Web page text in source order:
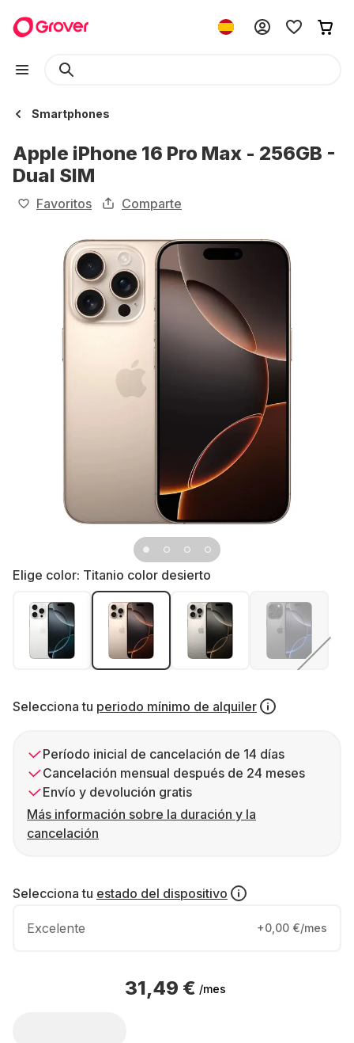
Smartphones
Apple iPhone 16 Pro Max - 256GB -
Dual SIM
Favoritos Comparte
Elige color: Titanio color desierto
Selecciona tu periodo mínimo de alquiler
Período inicial de cancelación de 14 días
Cancelación mensual después de 24 meses
Envío y devolución gratis
Más información sobre la duración y la
cancelación
Selecciona tu estado del dispositivo
Excelente +0,00 €/mes
31,49 € /mes